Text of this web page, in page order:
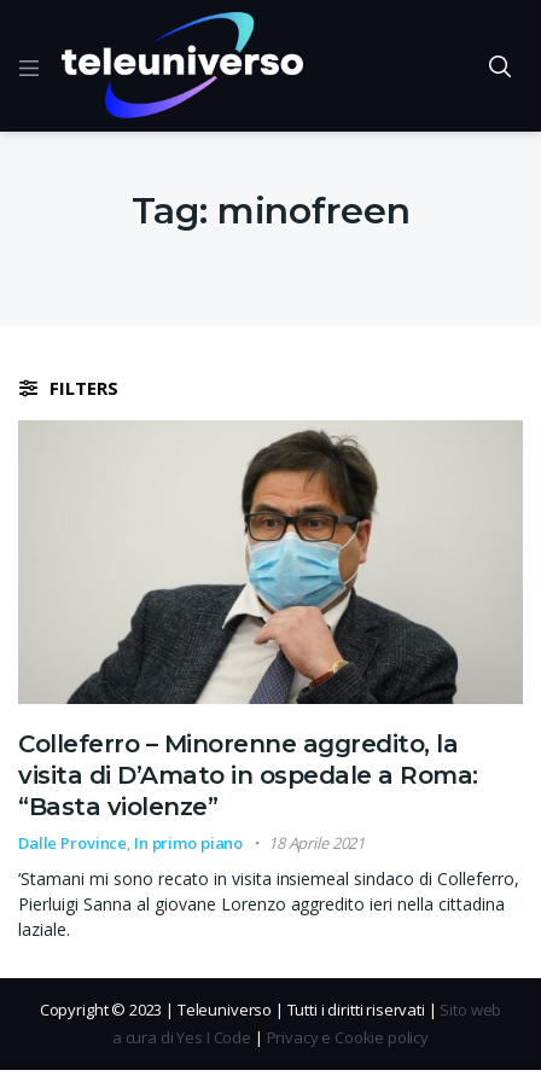
Tag: minofreen
FILTERS
Colleferro – Minorenne aggredito, la
visita di D’Amato in ospedale a Roma:
“Basta violenze”
Dalle Province, In primo piano 18 Aprile 2021
‘Stamani mi sono recato in visita insiemeal sindaco di Colleferro,
Pierluigi Sanna al giovane Lorenzo aggredito ieri nella cittadina
laziale.
Copyright © 2023 | Teleuniverso | Tutti i diritti riservati | Sito web
a cura di Yes I Code | Privacy e Cookie policy